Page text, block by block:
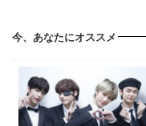
今、あなたにオススメ